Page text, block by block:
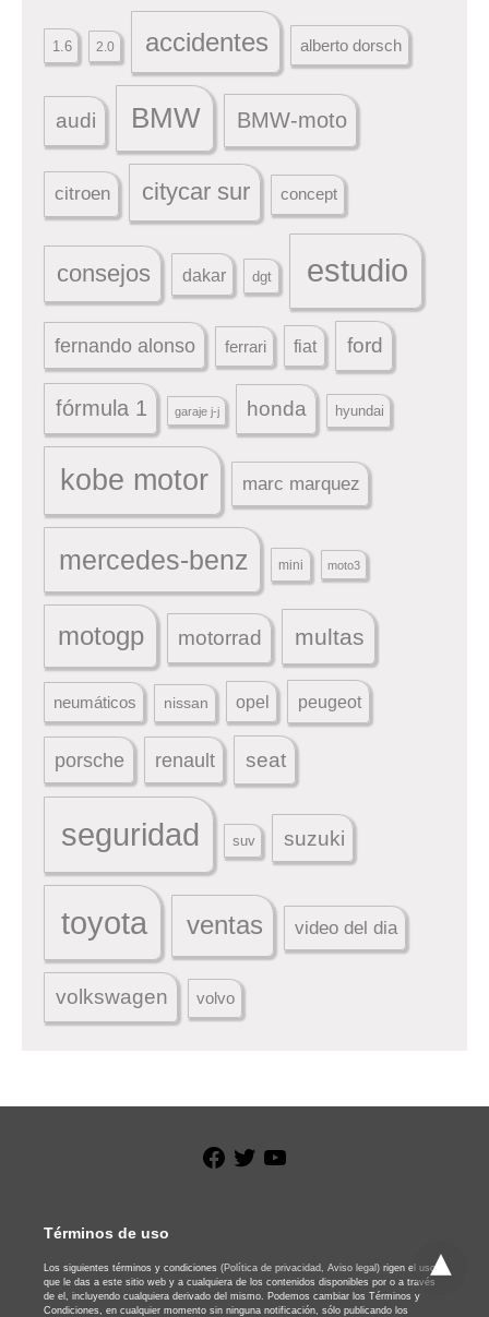
1.6 2.0 accidentes alberto dorsch
audi BMW BMW-moto
citroen citycar sur concept
consejos dakar dgt estudio
fernando alonso ferrari fiat ford
fórmula 1 garaje j-j honda hyundai
kobe motor marc marquez
mercedes-benz mini moto3
motogp motorrad multas
neumáticos nissan opel peugeot
porsche renault seat
seguridad suv suzuki
toyota ventas video del dia
volkswagen volvo
Facebook
Twitter
Términos de uso
Los siguientes términos y condiciones (Política de privacidad, Aviso legal) rigen el uso
que le das a este sitio web y a cualquiera de los contenidos disponibles por o a través
de el, incluyendo cualquiera derivado del mismo. Podemos cambiar los Términos y
Condiciones, en cualquier momento sin ninguna notificación, sólo publicando los